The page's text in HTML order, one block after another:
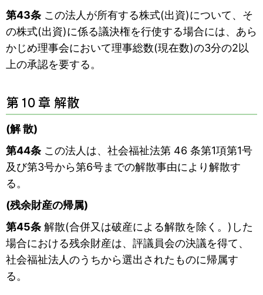
第43条 この法人が所有する株式(出資)について、そ
の株式(出資)に係る議決権を行使する場合には、あら
かじめ理事会において理事総数(現在数)の3分の2以
上の承認を要する。
第 10 章 解散
(解 散)
第44条 この法人は、社会福祉法第 46 条第1項第1号
及び第3号から第6号までの解散事由により解散す
る。
(残余財産の帰属)
第45条 解散(合併又は破産による解散を除く。)した
場合における残余財産は、評議員会の決議を得て、
社会福祉法人のうちから選出されたものに帰属す
る。